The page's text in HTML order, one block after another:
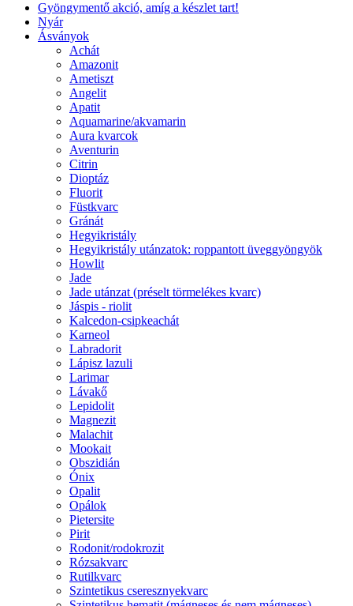
Gyöngymentő akció, amíg a készlet tart!
Nyár
Ásványok
Achát
Amazonit
Ametiszt
Angelit
Apatit
Aquamarine/akvamarin
Aura kvarcok
Aventurin
Citrin
Dioptáz
Fluorit
Füstkvarc
Gránát
Hegyikristály
Hegyikristály utánzatok: roppantott üveggyöngyök
Howlit
Jade
Jade utánzat (préselt törmelékes kvarc)
Jáspis - riolit
Kalcedon-csipkeachát
Karneol
Labradorit
Lápisz lazuli
Larimar
Lávakő
Lepidolit
Magnezit
Malachit
Mookait
Obszidián
Ónix
Opalit
Opálok
Pietersite
Pirit
Rodonit/rodokrozit
Rózsakvarc
Rutilkvarc
Szintetikus cseresznyekvarc